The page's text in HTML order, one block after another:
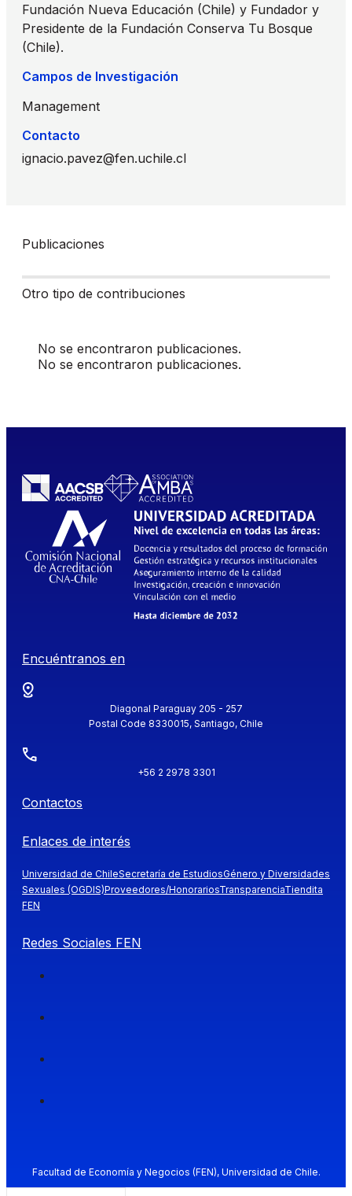
Fundación Nueva Educación (Chile) y Fundador y
Presidente de la Fundación Conserva Tu Bosque
(Chile).
Campos de Investigación
Management
Contacto
ignacio.pavez@fen.uchile.cl
Publicaciones
Otro tipo de contribuciones
No se encontraron publicaciones.
No se encontraron publicaciones.
Encuéntranos en
Diagonal Paraguay 205 - 257
Postal Code 8330015, Santiago, Chile
+56 2 2978 3301
Contactos
Enlaces de interés
Universidad de ChileSecretaría de EstudiosGénero y Diversidades
Sexuales (OGDIS)Proveedores/HonorariosTransparenciaTiendita
FEN
Redes Sociales FEN
Facultad de Economía y Negocios (FEN), Universidad de Chile.